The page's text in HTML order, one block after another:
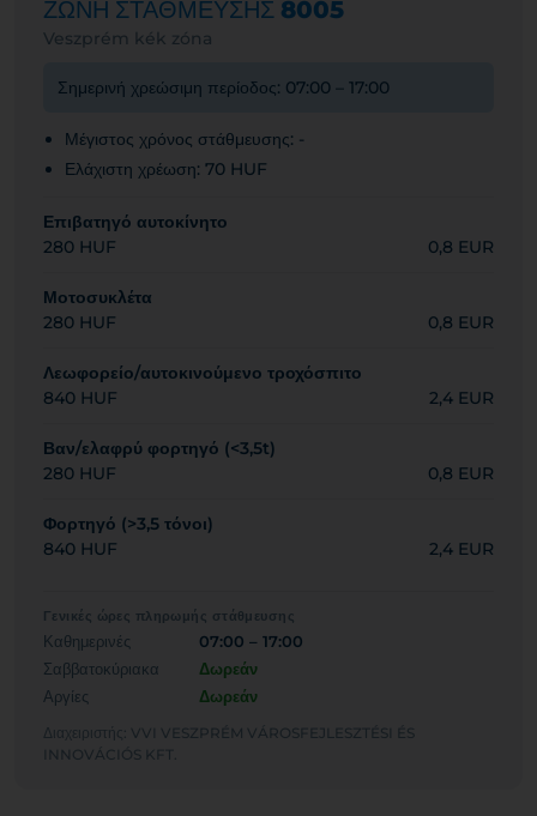
ΖΩΝΗ ΣΤΑΘΜΕΥΣΗΣ 8005
Veszprém kék zóna
Σημερινή χρεώσιμη περίοδος: 07:00 – 17:00
Μέγιστος χρόνος στάθμευσης: -
Ελάχιστη χρέωση: 70 HUF
Επιβατηγό αυτοκίνητο
280 HUF
0,8 EUR
Μοτοσυκλέτα
280 HUF
0,8 EUR
Λεωφορείο/αυτοκινούμενο τροχόσπιτο
840 HUF
2,4 EUR
Βαν/ελαφρύ φορτηγό (<3,5t)
280 HUF
0,8 EUR
Φορτηγό (>3,5 τόνοι)
840 HUF
2,4 EUR
Γενικές ώρες πληρωμής στάθμευσης
Καθημερινές
07:00 – 17:00
Σαββατοκύριακα
Δωρεάν
Αργίες
Δωρεάν
Διαχειριστής: VVI VESZPRÉM VÁROSFEJLESZTÉSI ÉS
INNOVÁCIÓS KFT.